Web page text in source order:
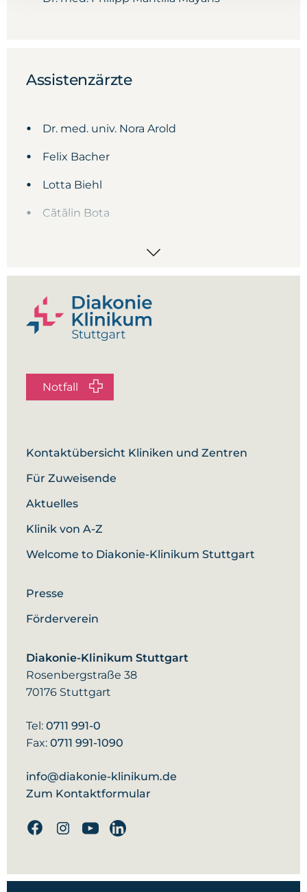
Assistenzärzte
Dr. med. univ. Nora Arold
Felix Bacher
Lotta Biehl
Cãtãlin Bota
Christopher Dolderer
Dorothea Dubravac
Dr. med. Georgios Eleftherakis
Miriam Güthe
Oscar Mario Hurtado Moron
Dr. med. Christine Kühn
Hannah Lohrer
Romina Mahmoudi
Dr. med. Yorn Merz
Moritz Meyer
Dr. med. univ. Robert Rus
Kontaktübersicht Kliniken und Zentren
Für Zuweisende
Aktuelles
Klinik von A-Z
Welcome to Diakonie-Klinikum Stuttgart
Presse
Förderverein
Diakonie-Klinikum Stuttgart
Rosenbergstraße 38
70176 Stuttgart
Tel: 0711 991-0
Fax: 0711 991-1090
info@diakonie-klinikum.de
Zum Kontaktformular
FacebookInstagram
YoutubeLinkedin
Notfall